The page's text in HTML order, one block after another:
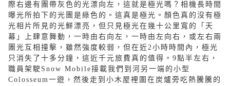
際右邊有團帶灰色的光漂向左，這就是極光嗎？相機長時間
曝光所拍下的光團是綠色的。這真是極光。顏色真的沒有極
光相片所見的光鮮漂亮，但只見極光在幾十公里寬的「天
幕」上肆意舞動，一時由右向左，一時由左向右，或左右兩
團光互相撞擊，雖然強度較弱，但在近2小時時間內，極光
只消失了十多分鐘，這近千元旅費真的值得。9點半左右，
職員架駛Snow Mobile接載我們到河另一端的小型
Colosseum一遊，然後走到小木屋裡圍在炭爐旁吃熱騰騰的